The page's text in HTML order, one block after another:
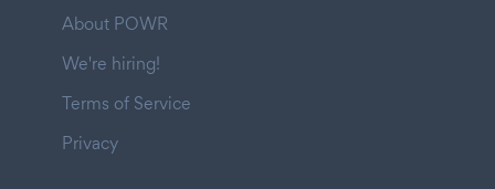
About POWR
We're hiring!
Terms of Service
Privacy